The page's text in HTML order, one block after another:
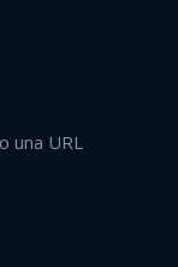
una URL